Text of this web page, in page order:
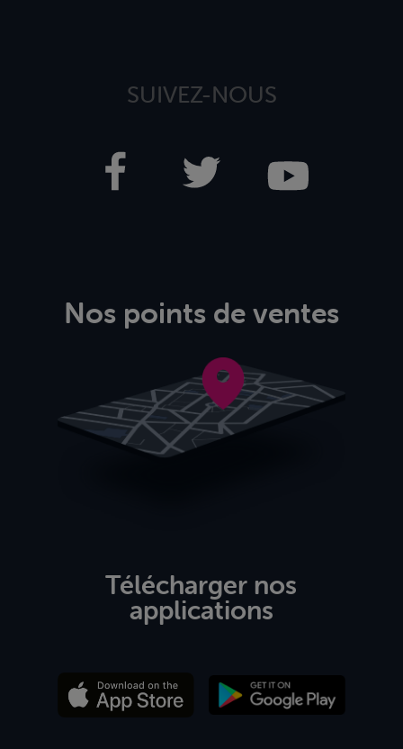
SUIVEZ-NOUS
Nos points de ventes
Télécharger nos
applications